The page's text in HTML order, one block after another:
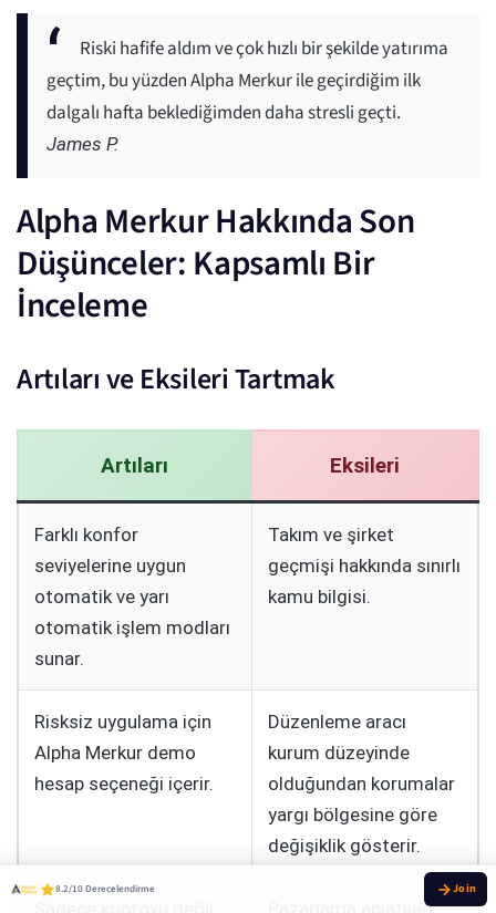
Riski hafife aldım ve çok hızlı bir şekilde yatırıma
geçtim, bu yüzden Alpha Merkur ile geçirdiğim ilk
dalgalı hafta beklediğimden daha stresli geçti.
James P.
Alpha Merkur Hakkında Son
Düşünceler: Kapsamlı Bir
İnceleme
Artıları ve Eksileri Tartmak
Artıları Eksileri
Farklı konfor
seviyelerine uygun
otomatik ve yarı
otomatik işlem modları
sunar.
Takım ve şirket
geçmişi hakkında sınırlı
kamu bilgisi.
Risksiz uygulama için
Alpha Merkur demo
hesap seçeneği içerir.
Düzenleme aracı
kurum düzeyinde
olduğundan korumalar
yargı bölgesine göre
değişiklik gösterir.
8.2/10 Derecelendirme